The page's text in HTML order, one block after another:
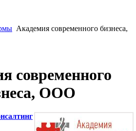
Академия современного бизнеса,
современного
ООО